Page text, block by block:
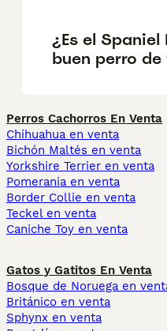
¿Es el Spaniel
buen perro
Perros Cachorros En Venta
Chihuahua en venta
Bichón Maltés en venta
Yorkshire Terrier en venta
Pomerania en venta
Border Collie en venta
Teckel en venta
Caniche Toy en venta
Gatos y Gatitos En Venta
Bosque de Noruega en
Británico en venta
Sphynx en venta